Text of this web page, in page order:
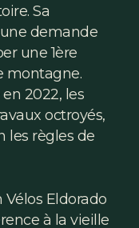
Sa
demande
une 1ère
montagne.
2022, les
octroyés,
les règles de
Eldorado
à la vieille